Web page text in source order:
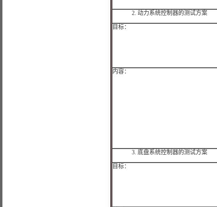
2. 动力系统控制器的测试方案
目标：
内容：
3. 底盘系统控制器的测试方案
目标：